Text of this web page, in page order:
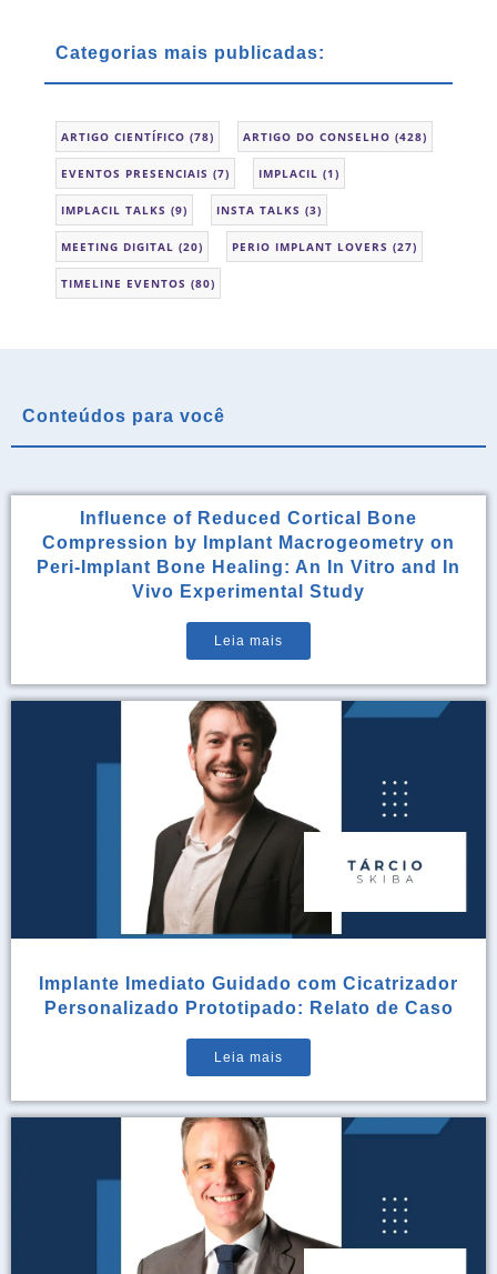
Categorias mais publicadas:
ARTIGO CIENTÍFICO (78) ARTIGO DO CONSELHO (428)
EVENTOS PRESENCIAIS (7) IMPLACIL (1)
IMPLACIL TALKS (9) INSTA TALKS (3)
MEETING DIGITAL (20) PERIO IMPLANT LOVERS (27)
TIMELINE EVENTOS (80)
Conteúdos para você
Influence of Reduced Cortical Bone
Compression by Implant Macrogeometry on
Peri-Implant Bone Healing: An In Vitro and In
Vivo Experimental Study
Leia mais
Implante Imediato Guidado com Cicatrizador
Personalizado Prototipado: Relato de Caso
Leia mais